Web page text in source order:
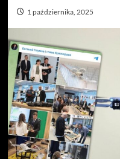
1 października, 2025